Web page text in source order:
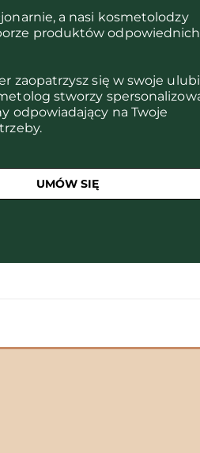
a nasi kosmetolodzy
produktów
zaopatrzysz się w swoje
stworzy
odpowiadający na Twoje
UMÓW SIĘ